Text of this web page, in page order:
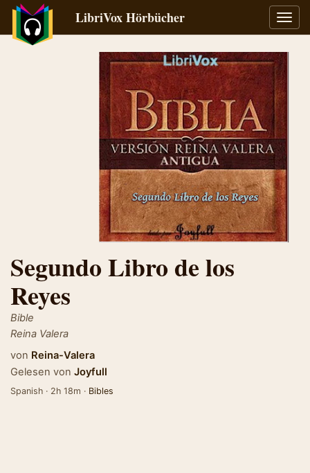
LibriVox Hörbücher
Segundo Libro de los
Reyes
Bible
Reina Valera
von Reina-Valera
Gelesen von Joyfull
Spanish · 2h 18m · Bibles